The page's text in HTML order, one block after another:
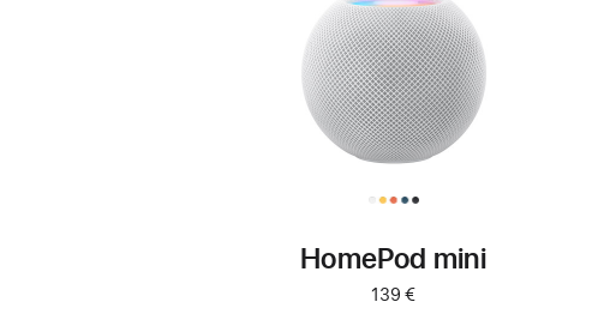
HomePod mini
139 €